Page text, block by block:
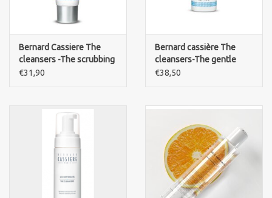
Bernard Cassiere The
cleansers -The scrubbing
cream
€31,90
Bernard cassière The
cleansers-The gentle
peeling powder
€38,50